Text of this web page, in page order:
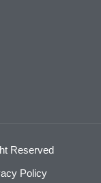
Reserved
Policy